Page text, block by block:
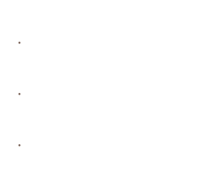
・
・
・